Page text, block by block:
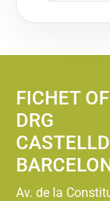
FICHET
DRG
Av. de la